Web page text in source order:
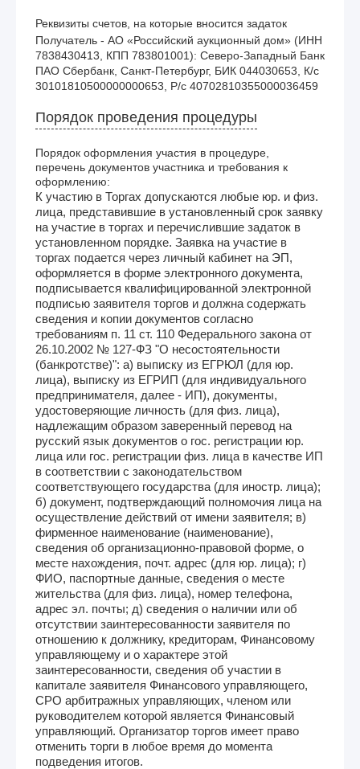
Реквизиты счетов, на которые вносится задаток
Получатель - АО «Российский аукционный дом» (ИНН
7838430413, КПП 783801001): Северо-Западный Банк
ПАО Сбербанк, Санкт-Петербург, БИК 044030653, К/с
30101810500000000653, Р/с 40702810355000036459
Порядок проведения процедуры
Порядок оформления участия в процедуре,
перечень документов участника и требования к
оформлению:
К участию в Торгах допускаются любые юр. и физ.
лица, представившие в установленный срок заявку
на участие в торгах и перечислившие задаток в
установленном порядке. Заявка на участие в
торгах подается через личный кабинет на ЭП,
оформляется в форме электронного документа,
подписывается квалифицированной электронной
подписью заявителя торгов и должна содержать
сведения и копии документов согласно
требованиям п. 11 ст. 110 Федерального закона от
26.10.2002 № 127-ФЗ "О несостоятельности
(банкротстве)": а) выписку из ЕГРЮЛ (для юр.
лица), выписку из ЕГРИП (для индивидуального
предпринимателя, далее - ИП), документы,
удостоверяющие личность (для физ. лица),
надлежащим образом заверенный перевод на
русский язык документов о гос. регистрации юр.
лица или гос. регистрации физ. лица в качестве ИП
в соответствии с законодательством
соответствующего государства (для иностр. лица);
б) документ, подтверждающий полномочия лица на
осуществление действий от имени заявителя; в)
фирменное наименование (наименование),
сведения об организационно-правовой форме, о
месте нахождения, почт. адрес (для юр. лица); г)
ФИО, паспортные данные, сведения о месте
жительства (для физ. лица), номер телефона,
адрес эл. почты; д) сведения о наличии или об
отсутствии заинтересованности заявителя по
отношению к должнику, кредиторам, Финансовому
управляющему и о характере этой
заинтересованности, сведения об участии в
капитале заявителя Финансового управляющего,
СРО арбитражных управляющих, членом или
руководителем которой является Финансовый
управляющий. Организатор торгов имеет право
отменить торги в любое время до момента
подведения итогов.